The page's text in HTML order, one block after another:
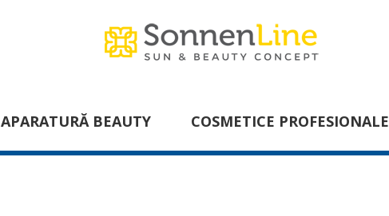
APARATURĂ BEAUTY COSMETICE PROFESIONALE